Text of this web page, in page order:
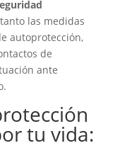
las medidas
autoprotección,
de
ante
tu vida: